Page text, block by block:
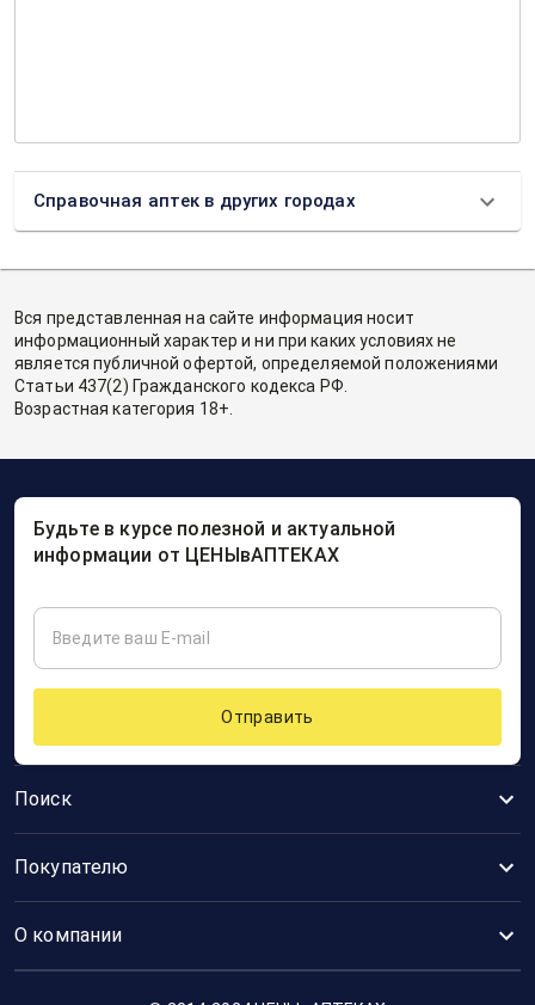
Справочная аптек в других городах
Вся представленная на сайте информация носит
информационный характер и ни при каких условиях не
является публичной офертой, определяемой положениями
Статьи 437(2) Гражданского кодекса РФ.
Возрастная категория 18+.
Поиск
Покупателю
О компании
Будьте в курсе полезной и актуальной
информации от ЦЕНЫвАПТЕКАХ
Отправить